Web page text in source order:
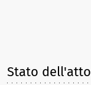
Stato dell'atto